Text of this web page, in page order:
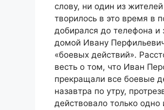
слову, ни один из
творилось в это время в
добирался до телефона и
домой Ивану
«боевых действий».
весть о том, что Иван
прекращали все боевые
назавтра по утру,
действовало только